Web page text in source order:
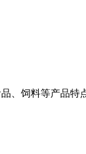
饲料等产品